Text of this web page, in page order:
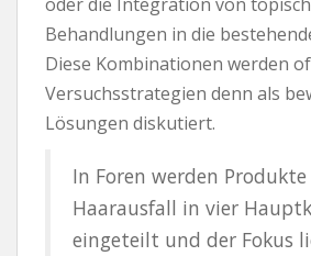
Behandlungen in die
Diese Kombinationen werden
Versuchsstrategien denn als
Lösungen diskutiert.
In Foren werden Produkte
Haarausfall in vier
eingeteilt und der Fokus